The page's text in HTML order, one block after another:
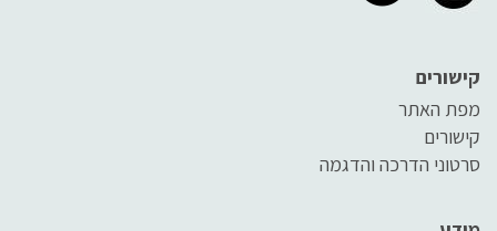
קישורים
מפת האתר
קישורים
סרטוני הדרכה והדגמה